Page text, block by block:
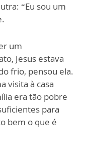
“Eu sou um
um
Jesus estava
frio, pensou ela.
visita à casa
era tão pobre
para
bem o que é